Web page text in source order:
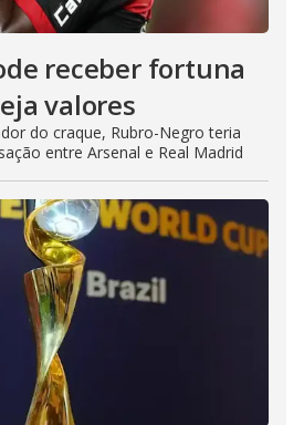
receber fortuna
valores
do craque, Rubro-Negro teria
entre Arsenal e Real Madrid